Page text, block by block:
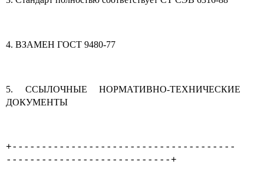
4. ВЗАМЕН ГОСТ 9480-77
5. ССЫЛОЧНЫЕ НОРМАТИВНО-ТЕХНИЧЕСКИЕ
ДОКУМЕНТЫ
+--------------------------------------
----------------------------+